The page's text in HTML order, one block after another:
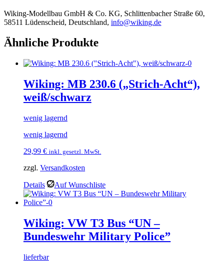
Wiking-Modellbau GmbH & Co. KG, Schlittenbacher Straße 60,
58511 Lüdenscheid, Deutschland, info@wiking.de
Ähnliche Produkte
Wiking: MB 230.6 („Strich-Acht“),
weiß/schwarz
wenig lagernd
wenig lagernd
29,99 € inkl. gesetzl. MwSt.
zzgl. Versandkosten
Details Auf Wunschliste
Wiking: VW T3 Bus “UN –
Bundeswehr Military Police”
lieferbar